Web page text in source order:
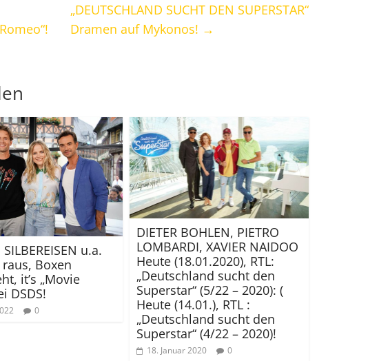
„DEUTSCHLAND SUCHT DEN SUPERSTAR“
Dramen auf Mykonos! →
u.a.
Boxen
it’s „Movie
DSDS!
0
DIETER BOHLEN, PIETRO
LOMBARDI, XAVIER NAIDOO
Heute (18.01.2020), RTL:
„Deutschland sucht den
Superstar“ (5/22 – 2020): (
Heute (14.01.), RTL :
„Deutschland sucht den
Superstar“ (4/22 – 2020)!
18. Januar 2020 0